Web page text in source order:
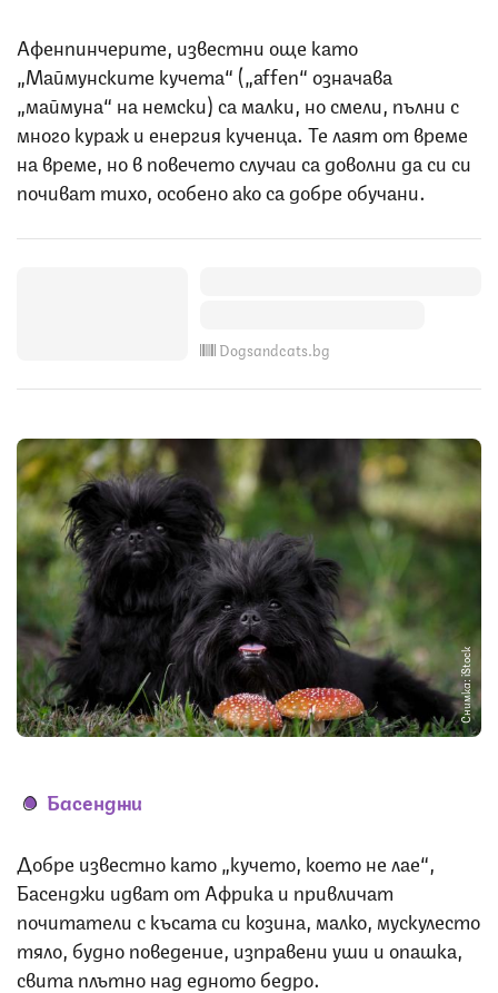
Афенпинчерите, известни още като
„Маймунските кучета“ („affen“ означава
„маймуна“ на немски) са малки, но смели, пълни с
много кураж и енергия кученца. Те лаят от време
на време, но в повечето случаи са доволни да си си
почиват тихо, особено ако са добре обучани.
Dogsandcats.bg
Снимка: iStock
Басенджи
Добре известно като „кучето, което не лае“,
Басенджи идват от Африка и привличат
почитатели с късата си козина, малко, мускулесто
тяло, будно поведение, изправени уши и опашка,
свита плътно над едното бедро.